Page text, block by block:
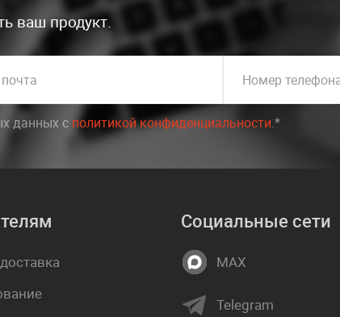
ваш продукт.
Номер
данных c политикой конфиденциальности.*
Социальные сети
MAX
Telegram